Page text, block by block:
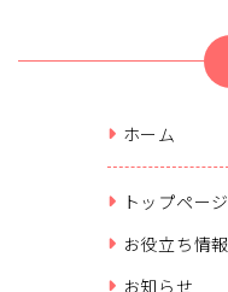
ホーム
トップページ
お役立ち情報
お知らせ